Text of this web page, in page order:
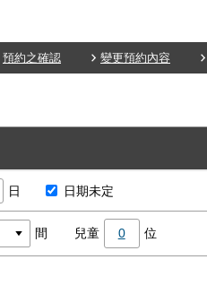
預約之確認 變更預約內容
日 日期未定
間 兒童 0 位